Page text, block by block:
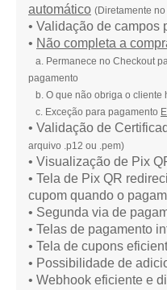
automático (Diretamente
• Validação de campos
• Não completa a
a. Permanece no Checkout
pagamento
b. O que não obriga o cliente
c. Exceção para pagamento
• Validação de
arquivo .p12 ou .pem)
• Visualização de Pix
• Tela de Pix QR
cupom quando o
• Segunda via de
• Telas de pagamento
• Tela de cupons
• Possibilidade de
• Webhook eficiente e